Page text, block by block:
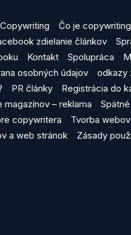
Copywriting Čo je
zdielanie článkov
Kontakt Spolupráca
osobných údajov
odkazy
PR články Registrácia do
magazínov – reklama
copywritera
Tvorba webov
a web stránok
Zásady